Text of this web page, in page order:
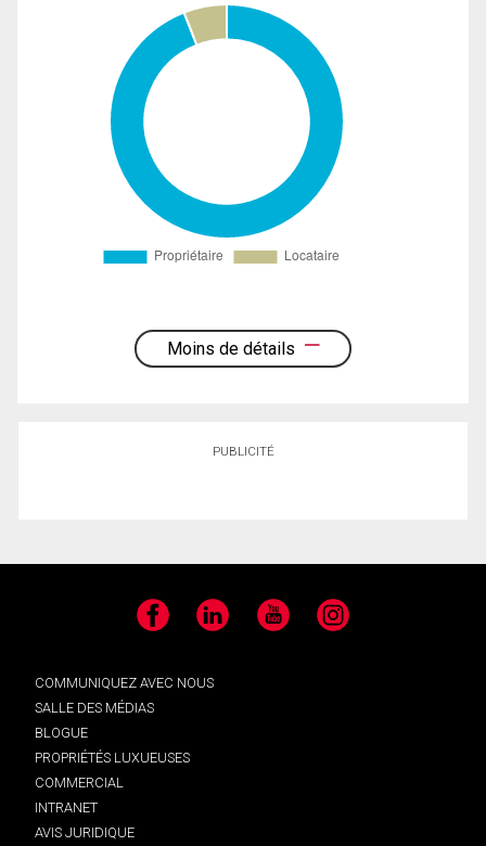
Moins de détails
PUBLICITÉ
Facebook LinkedIn YouTube Instagram
COMMUNIQUEZ AVEC NOUS
SALLE DES MÉDIAS
BLOGUE
PROPRIÉTÉS LUXUEUSES
COMMERCIAL
INTRANET
AVIS JURIDIQUE